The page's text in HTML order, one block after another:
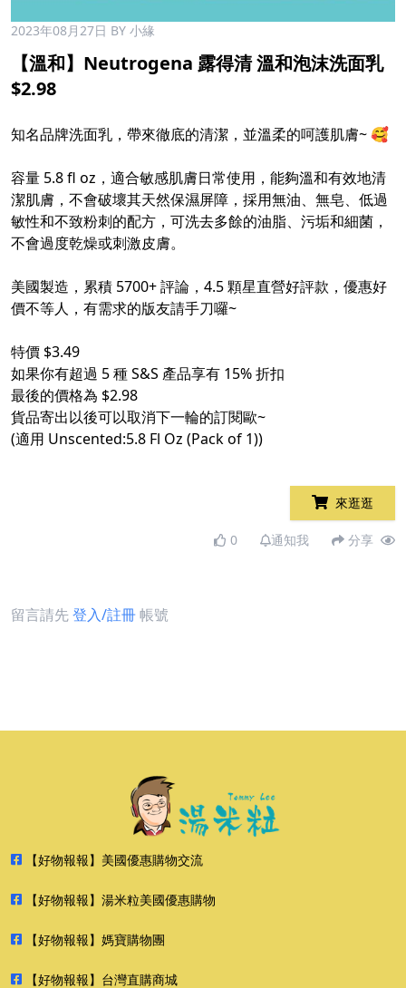
2023年08月27日 BY 小緣
【溫和】Neutrogena 露得清 溫和泡沫洗面乳
$2.98
知名品牌洗面乳，帶來徹底的清潔，並溫柔的呵護肌膚~ 🥰
容量 5.8 fl oz，適合敏感肌膚日常使用，能夠溫和有效地清
潔肌膚，不會破壞其天然保濕屏障，採用無油、無皂、低過
敏性和不致粉刺的配方，可洗去多餘的油脂、污垢和細菌，
不會過度乾燥或刺激皮膚。
美國製造，累積 5700+ 評論，4.5 顆星直營好評款，優惠好
價不等人，有需求的版友請手刀囉~
特價 $3.49
如果你有超過 5 種 S&S 產品享有 15% 折扣
最後的價格為 $2.98
貨品寄出以後可以取消下一輪的訂閱歐~
(適用 Unscented:5.8 Fl Oz (Pack of 1))
來逛逛
0 通知我 分享
留言請先登入/註冊帳號
【好物報報】美國優惠購物交流
【好物報報】湯米粒美國優惠購物
【好物報報】媽寶購物團
【好物報報】台灣直購商城